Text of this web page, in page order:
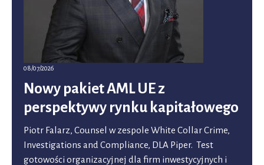
08/07/2026
Nowy pakiet AML UE z
perspektywy rynku kapitałowego
Piotr Falarz, Counsel w zespole White Collar Crime,
Investigations and Compliance, DLA Piper. Test
gotowości organizacyjnej dla firm inwestycyjnych i